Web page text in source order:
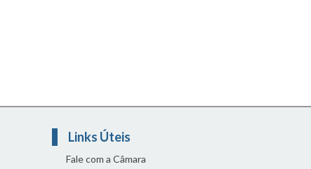
Links Úteis
Fale com a Câmara